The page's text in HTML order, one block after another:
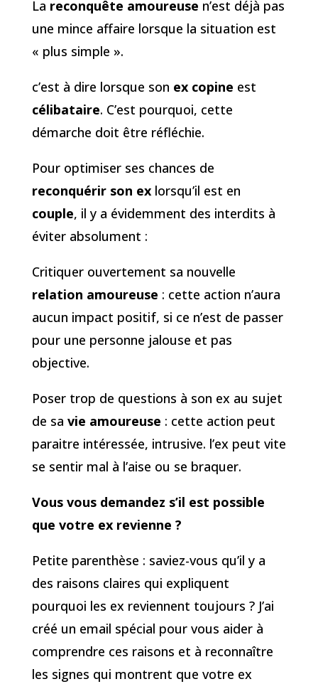
La reconquête amoureuse n’est déjà pas
une mince affaire lorsque la situation est
« plus simple ».
c’est à dire lorsque son ex copine est
célibataire. C’est pourquoi, cette
démarche doit être réfléchie.
Pour optimiser ses chances de
reconquérir son exlorsqu’il est en
couple, il y a évidemment des interdits à
éviter absolument :
Critiquer ouvertement sa nouvelle
relation amoureuse : cette action n’aura
aucun impact positif, si ce n’est de passer
pour une personne jalouse et pas
objective.
Poser trop de questions à son ex au sujet
de sa vie amoureuse : cette action peut
paraitre intéressée, intrusive. l’ex peut vite
se sentir mal à l’aise ou se braquer.
Vous vous demandez s’il est possible
que votre ex revienne ?
Petite parenthèse : saviez-vous qu’il y a
des raisons claires qui expliquent
pourquoi les ex reviennent toujours ? J’ai
créé un email spécial pour vous aider à
comprendre ces raisons et à reconnaître
les signes qui montrent que votre ex